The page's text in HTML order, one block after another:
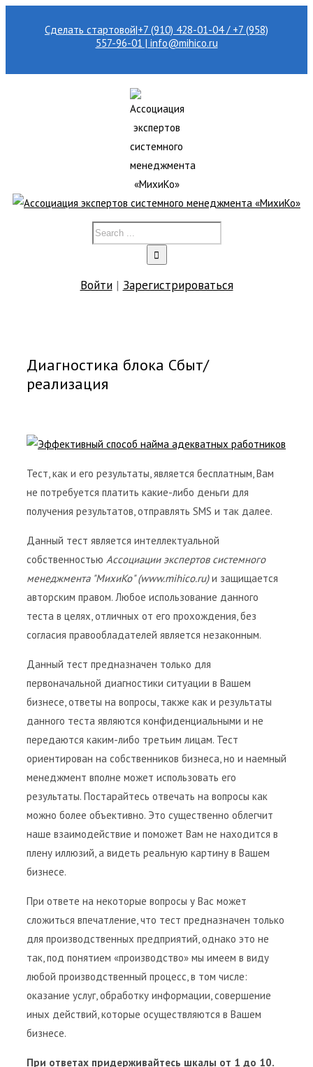
Сделать стартовой|+7 (910) 428-01-04 / +7 (958)
557-96-01 | info@mihico.ru
Войти| Зарегистрироваться
Диагностика блока Сбыт/
реализация
Тест, как и его результаты, является бесплатным, Вам
не потребуется платить какие-либо деньги для
получения результатов, отправлять SMS и так далее.
Данный тест является интеллектуальной
собственностью Ассоциации экспертов системного
менеджмента "МихиКо" (www.mihico.ru)и защищается
авторским правом. Любое использование данного
теста в целях, отличных от его прохождения, без
согласия правообладателей является незаконным.
Данный тест предназначен только для
первоначальной диагностики ситуации в Вашем
бизнесе, ответы на вопросы, также как и результаты
данного теста являются конфиденциальными и не
передаются каким-либо третьим лицам. Тест
ориентирован на собственников бизнеса, но и наемный
менеджмент вполне может использовать его
результаты. Постарайтесь отвечать на вопросы как
можно более объективно. Это существенно облегчит
наше взаимодействие и поможет Вам не находится в
плену иллюзий, а видеть реальную картину в Вашем
бизнесе.
При ответе на некоторые вопросы у Вас может
сложиться впечатление, что тест предназначен только
для производственных предприятий, однако это не
так, под понятием «производство» мы имеем в виду
любой производственный процесс, в том числе:
оказание услуг, обработку информации, совершение
иных действий, которые осуществляются в Вашем
бизнесе.
При ответах придерживайтесь шкалы от 1 до 10.